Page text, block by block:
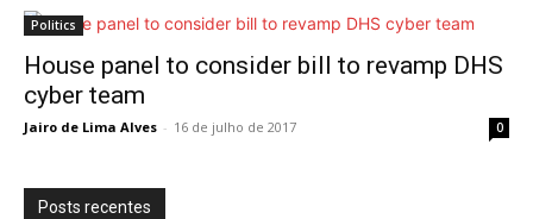
Politics
House panel to consider bill to revamp DHS
cyber team
Jairo de Lima Alves - 16 de julho de 2017 0
Posts recentes